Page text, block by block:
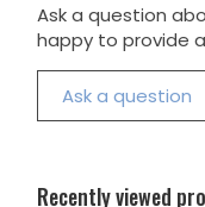
Ask a question
happy to provide
Ask a question
Recently viewed